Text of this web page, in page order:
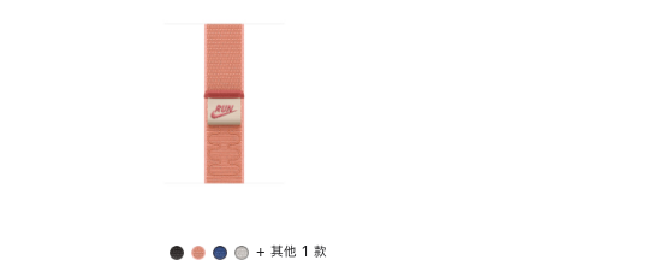
+ 其他 1 款